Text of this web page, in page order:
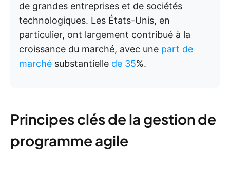
de grandes entreprises et de sociétés
technologiques. Les États-Unis, en
particulier, ont largement contribué à la
croissance du marché, avec une part de
marché substantielle de 35%.
Principes clés de la gestion de
programme agile